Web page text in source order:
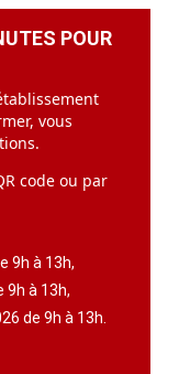
POUR
vous
code ou par
9h à 13h,
9h à 13h,
de 9h à 13h.